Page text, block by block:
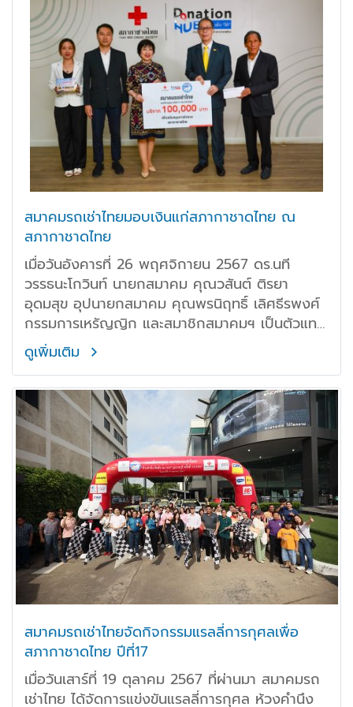
สมาคมรถเช่าไทยมอบเงินแก่สภากาชาดไทย ณ
สภากาชาดไทย
เมื่อวันอังคารที่ 26 พฤศจิกายน 2567 ดร.นที
วรรธนะโกวินท์ นายกสมาคม คุณวสันต์ ติรยา
อุดมสุข อุปนายกสมาคม คุณพรนิฤทธิ์ เลิศธีรพงศ์
กรรมการเหรัญญิก และสมาชิกสมาคมฯ เป็นตัวแทน
สมาคมรถเช่าไทย
ดูเพิ่มเติม
สมาคมรถเช่าไทยจัดกิจกรรมแรลลี่การกุศลเพื่อ
สภากาชาดไทย ปีที่17
เมื่อวันเสาร์ที่ 19 ตุลาคม 2567 ที่ผ่านมา สมาคมรถ
เช่าไทย ได้จัดการแข่งขันแรลลี่การกุศล ห้วงคำนึง